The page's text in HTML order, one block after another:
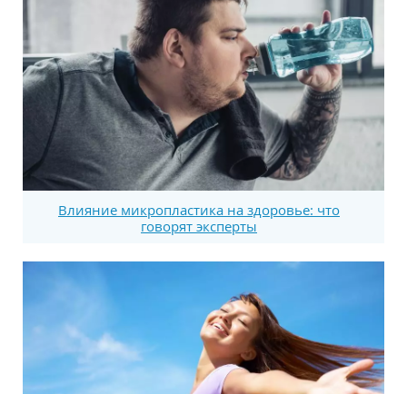
Влияние микропластика на здоровье: что
говорят эксперты